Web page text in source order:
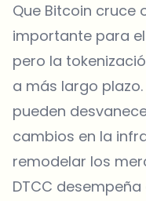
Que Bitcoin cruce
importante para
pero la
a más largo
pueden
cambios en la
remodelar los
DTCC